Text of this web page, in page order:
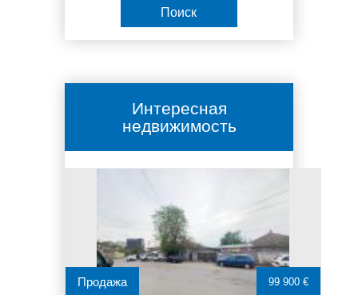
Интересная
недвижимость
Продажа 99 900 €